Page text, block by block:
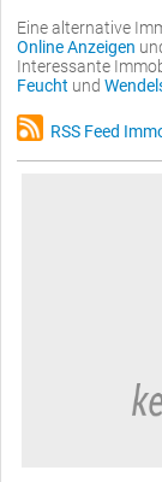
Eine alternative
Online Anzeigen
Interessante
Feucht und
RSS Feed